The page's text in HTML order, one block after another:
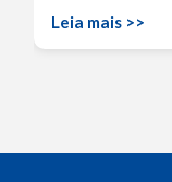
Leia mais >>